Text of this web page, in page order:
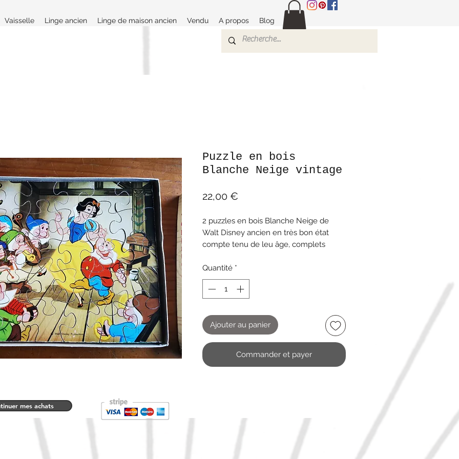
Vaisselle Linge ancien Linge de maison ancien Vendu A propos Blog
Puzzle en bois
Blanche Neige vintage
22,00 €
2 puzzles en bois Blanche Neige de
Walt Disney ancien en très bon état
compte tenu de leu âge, complets
uniquement
Quantité *
Ajouter au panier
Commander et payer
mes achats